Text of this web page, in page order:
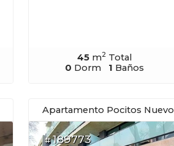
45 m2 Total
0 Dorm 1 Baños
Apartamento Pocitos Nuevo
#189773